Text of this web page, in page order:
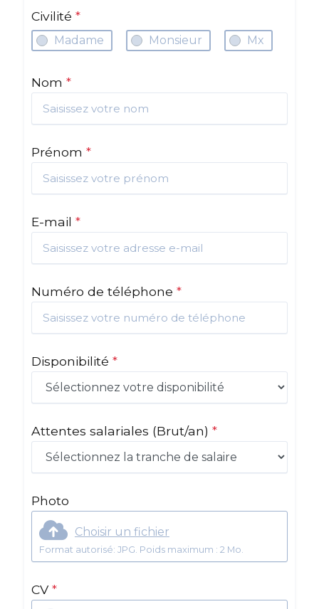
Civilité *
Madame Monsieur Mx
Nom *
Prénom *
E-mail *
Numéro de téléphone *
Disponibilité *
Attentes salariales (Brut/an) *
Photo
Choisir un fichier
Format autorisé: JPG. Poids maximum : 2 Mo.
CV *